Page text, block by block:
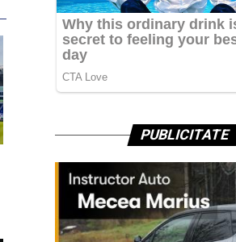
PUBLICITATE